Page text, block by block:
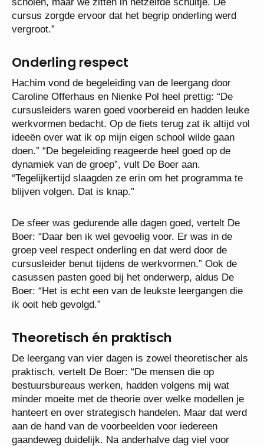
cursus zorgde ervoor dat het begrip onderling werd
vergroot.”
Onderling respect
Hachim vond de begeleiding van de leergang door
Caroline Offerhaus en Nienke Pol heel prettig: “De
cursusleiders waren goed voorbereid en hadden leuke
werkvormen bedacht. Op de fiets terug zat ik altijd vol
ideeën over wat ik op mijn eigen school wilde gaan
doen.” “De begeleiding reageerde heel goed op de
dynamiek van de groep”, vult De Boer aan.
“Tegelijkertijd slaagden ze erin om het programma te
blijven volgen. Dat is knap.”
De sfeer was gedurende alle dagen goed, vertelt De
Boer: “Daar ben ik wel gevoelig voor. Er was in de
groep veel respect onderling en dat werd door de
cursusleider benut tijdens de werkvormen.” Ook de
casussen pasten goed bij het onderwerp, aldus De
Boer: “Het is echt een van de leukste leergangen die
ik ooit heb gevolgd.”
Theoretisch én praktisch
De leergang van vier dagen is zowel theoretischer als
praktisch, vertelt De Boer: “De mensen die op
bestuursbureaus werken, hadden volgens mij wat
minder moeite met de theorie over welke modellen je
hanteert en over strategisch handelen. Maar dat werd
aan de hand van de voorbeelden voor iedereen
gaandeweg duidelijk. Na anderhalve dag viel voor